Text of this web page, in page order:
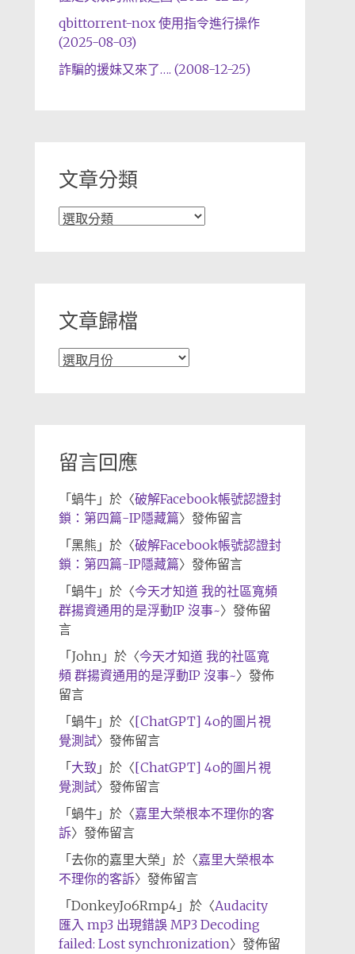
qbittorrent-nox 使用指令進行操作
(2025-08-03)
詐騙的援妹又來了…. (2008-12-25)
文章分類
文
文章歸檔
文
留言回應
「 蝸牛」於〈破解Facebook帳號認證封
鎖：第四篇-IP隱藏篇〉發佈留言
「 黑熊 」於〈破解Facebook帳號認證封
鎖：第四篇-IP隱藏篇〉發佈留言
「 蝸牛」於〈今天才知道 我的社區寬頻
群揚資通用的是浮動IP 沒事~〉發佈留
言
「 John」於〈今天才知道 我的社區寬
頻 群揚資通用的是浮動IP 沒事~〉發佈
留言
「 蝸牛」於〈[ChatGPT] 4o的圖片視
覺測試〉發佈留言
「 大致 」於〈[ChatGPT] 4o的圖片視
覺測試〉發佈留言
「 蝸牛」於〈嘉里大榮根本不理你的客
訴〉發佈留言
「 去你的嘉里大榮 」於〈嘉里大榮根本
不理你的客訴〉發佈留言
「 DonkeyJo6Rmp4」於〈Audacity
匯入 mp3 出現錯誤 MP3 Decoding
failed: Lost synchronization〉發佈留